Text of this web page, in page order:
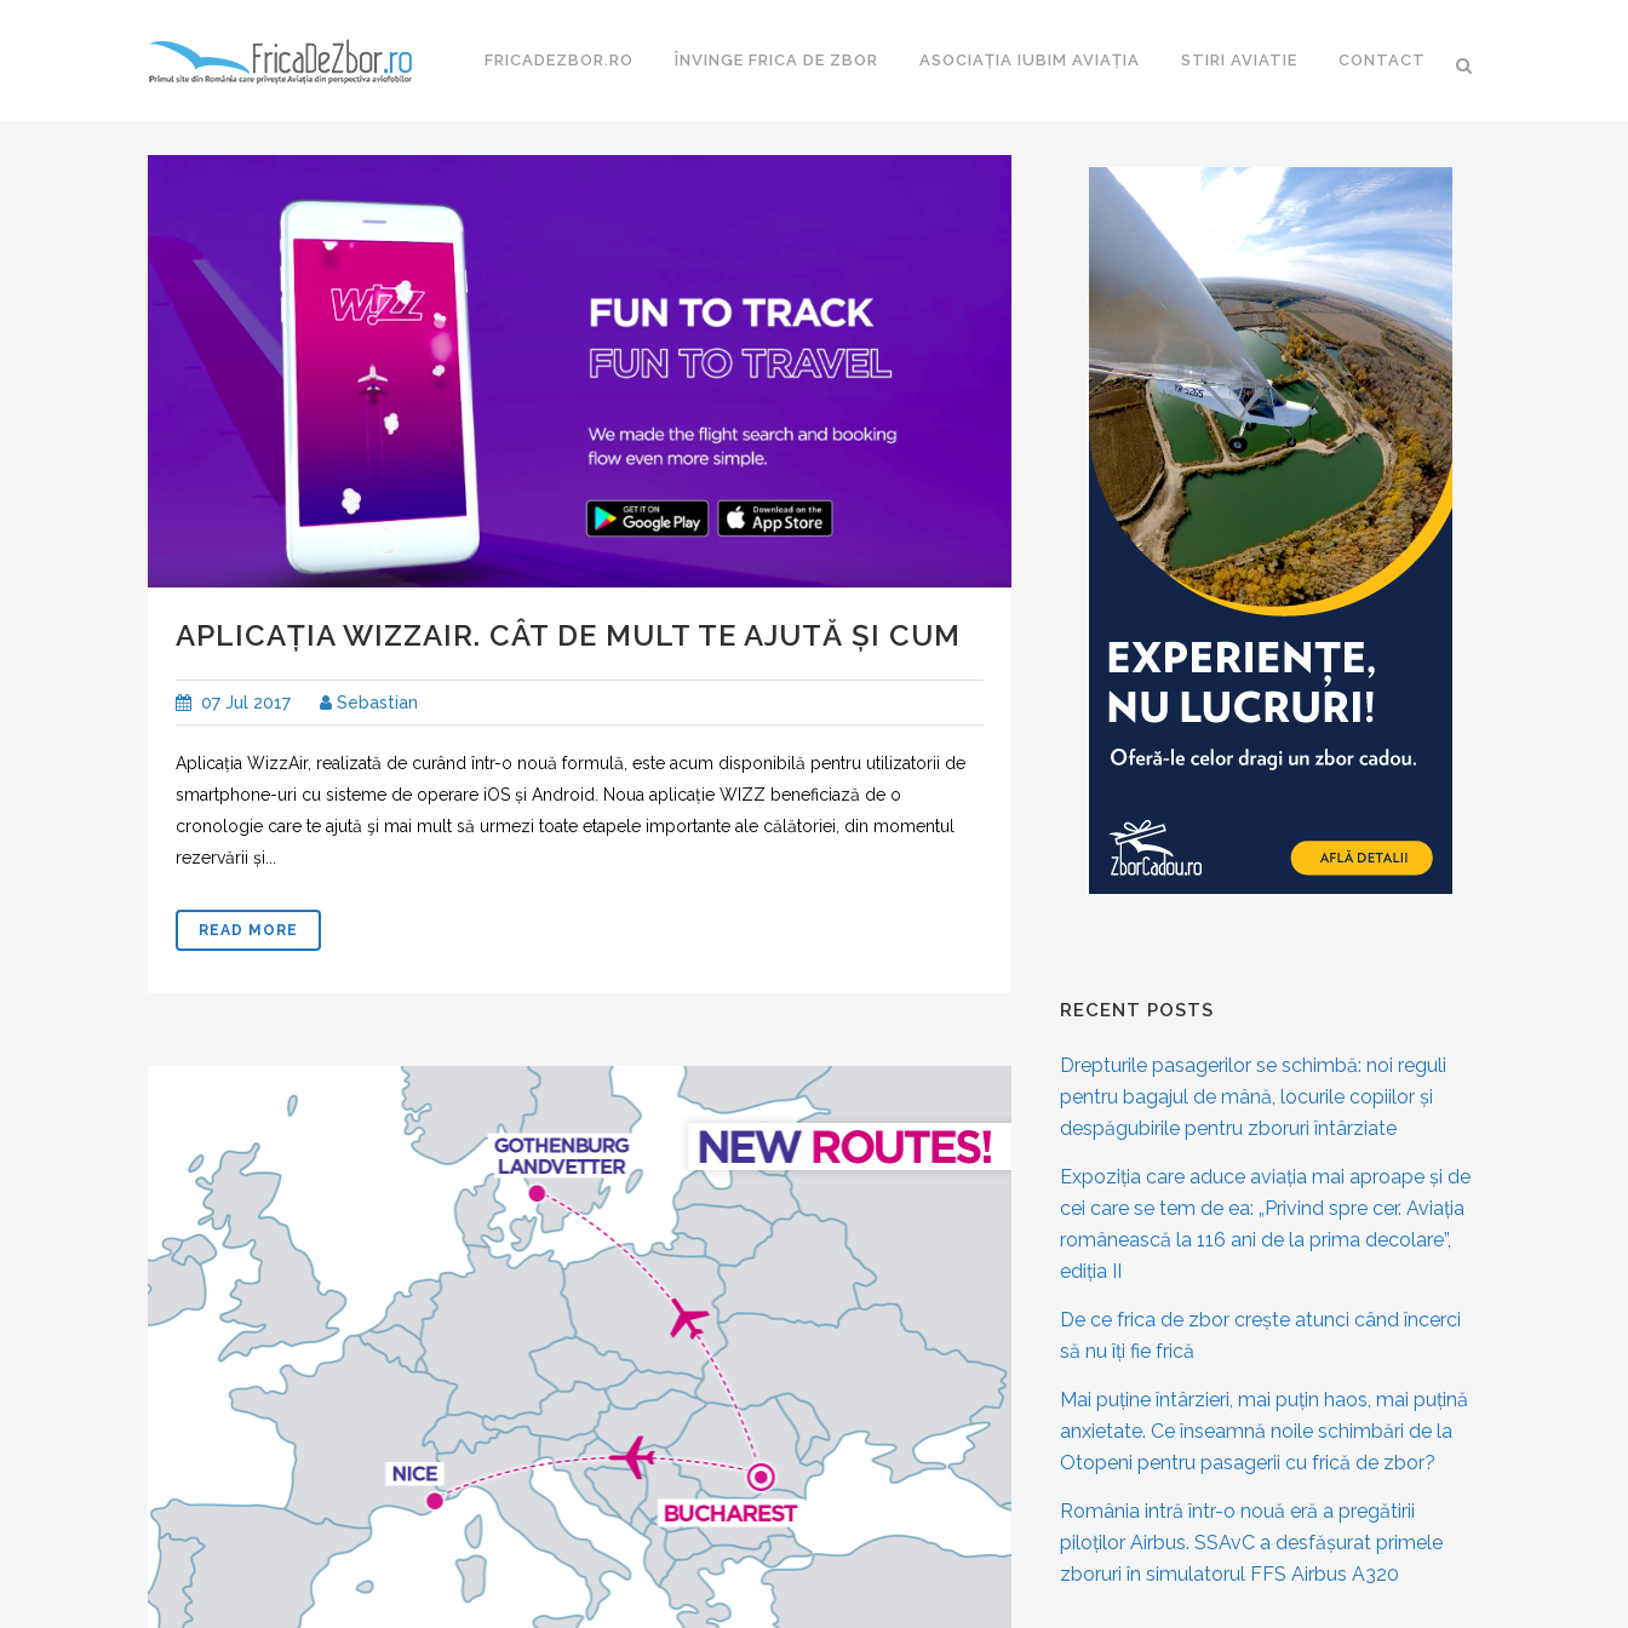
FRICADEZBOR.RO ÎNVINGE FRICA DE ZBOR ASOCIAȚIA IUBIM AVIAȚIA STIRI AVIATIE CONTACT
APLICAȚIA WIZZAIR. CÂT DE MULT TE AJUTĂ ȘI CUM
07 Jul 2017 Sebastian
Aplicația WizzAir, realizată de curând într-o nouă formulă, este acum disponibilă pentru utilizatorii de
smartphone-uri cu sisteme de operare iOS și Android. Noua aplicație WIZZ beneficiază de o
cronologie care te ajută şi mai mult să urmezi toate etapele importante ale călătoriei, din momentul
rezervării și...
READ MORE
RECENT POSTS
Drepturile pasagerilor se schimbă: noi reguli
pentru bagajul de mână, locurile copiilor și
despăgubirile pentru zboruri întârziate
Expoziția care aduce aviația mai aproape și de
cei care se tem de ea: „Privind spre cer. Aviația
românească la 116 ani de la prima decolare”,
ediția II
De ce frica de zbor crește atunci când încerci
să nu îți fie frică
Mai puține întârzieri, mai puțin haos, mai puțină
anxietate. Ce înseamnă noile schimbări de la
Otopeni pentru pasagerii cu frică de zbor?
România intră într-o nouă eră a pregătirii
piloților Airbus. SSAvC a desfășurat primele
zboruri în simulatorul FFS Airbus A320